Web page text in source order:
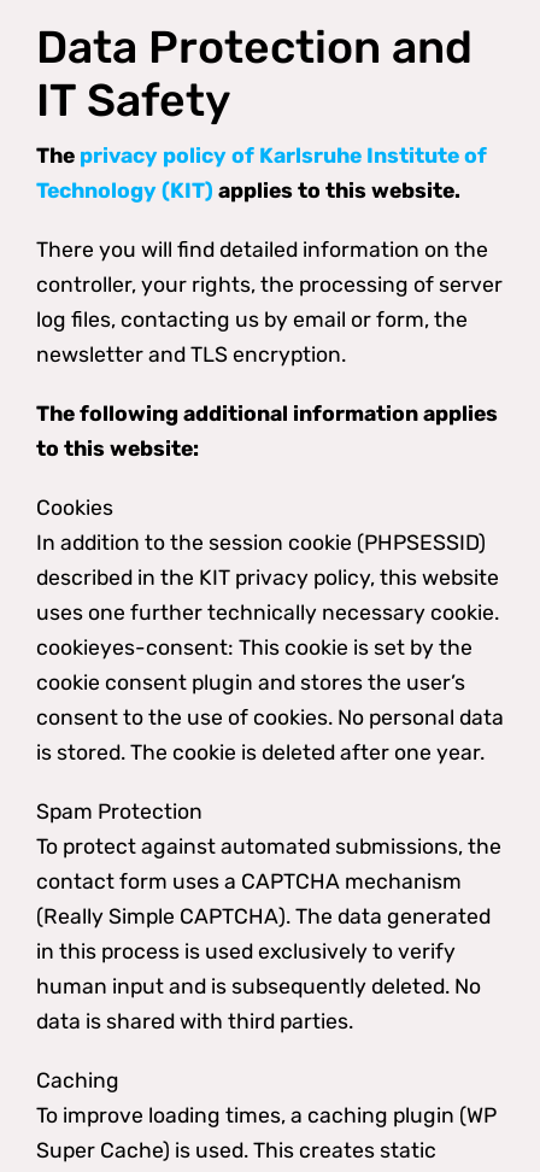
Data Protection and
IT Safety
The privacy policy of Karlsruhe Institute of
Technology (KIT) applies to this website.
There you will find detailed information on the
controller, your rights, the processing of server
log files, contacting us by email or form, the
newsletter and TLS encryption.
The following additional information applies
to this website:
Cookies
In addition to the session cookie (PHPSESSID)
described in the KIT privacy policy, this website
uses one further technically necessary cookie.
cookieyes-consent: This cookie is set by the
cookie consent plugin and stores the user’s
consent to the use of cookies. No personal data
is stored. The cookie is deleted after one year.
Spam Protection
To protect against automated submissions, the
contact form uses a CAPTCHA mechanism
(Really Simple CAPTCHA). The data generated
in this process is used exclusively to verify
human input and is subsequently deleted. No
data is shared with third parties.
Caching
To improve loading times, a caching plugin (WP
Super Cache) is used. This creates static